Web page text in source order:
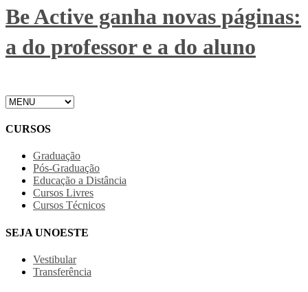
Be Active ganha novas páginas:
a do professor e a do aluno
CURSOS
Graduação
Pós-Graduação
Educação a Distância
Cursos Livres
Cursos Técnicos
SEJA UNOESTE
Vestibular
Transferência